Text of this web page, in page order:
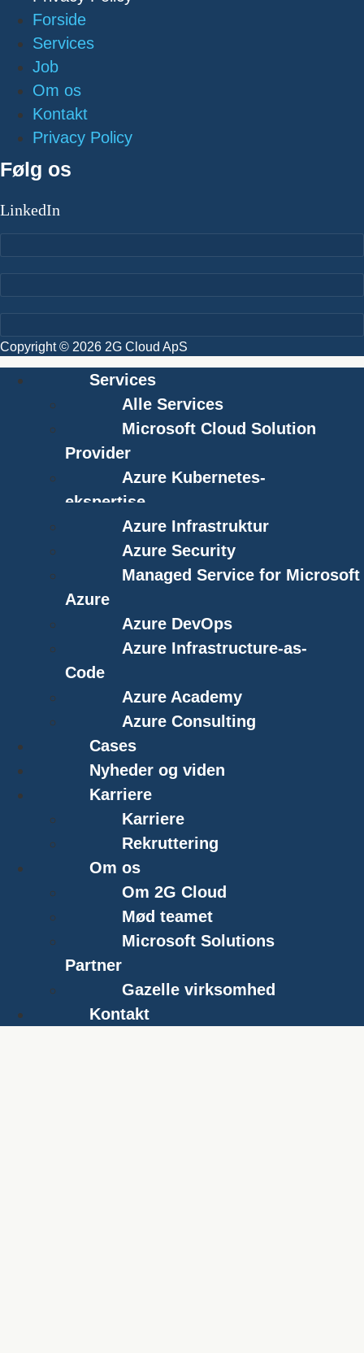
Forside
Services
Job
Om os
Kontakt
Privacy Policy
Følg os
LinkedIn
Copyright © 2026 2G Cloud ApS
Services
Alle Services
Microsoft Cloud Solution
Provider
Azure Kubernetes-
ekspertise
Azure Infrastruktur
Azure Security
Managed Service for Microsoft
Azure
Azure DevOps
Azure Infrastructure-as-
Code
Azure Academy
Azure Consulting
Cases
Nyheder og viden
Karriere
Karriere
Rekruttering
Om os
Om 2G Cloud
Mød teamet
Microsoft Solutions
Partner
Gazelle virksomhed
Kontakt